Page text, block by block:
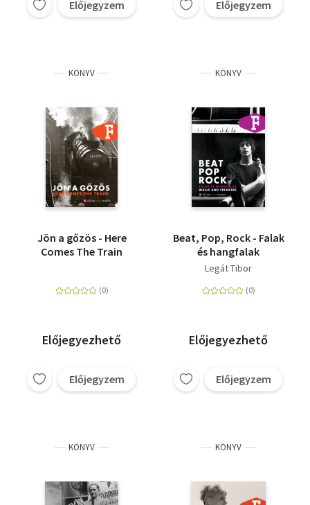
Előjegyzem Előjegyzem
KÖNYV
Jön a gőzös - Here
Comes The Train
Előjegyezhető
Előjegyzem
KÖNYV
Beat, Pop, Rock - Falak
és hangfalak
Legát Tibor
Előjegyezhető
Előjegyzem
KÖNYV KÖNYV